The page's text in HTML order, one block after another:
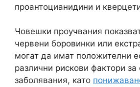
проантоцианидини и
Човешки проучвания
червени боровинки или
могат да имат положителни
различни рискови фактори за
заболявания, като